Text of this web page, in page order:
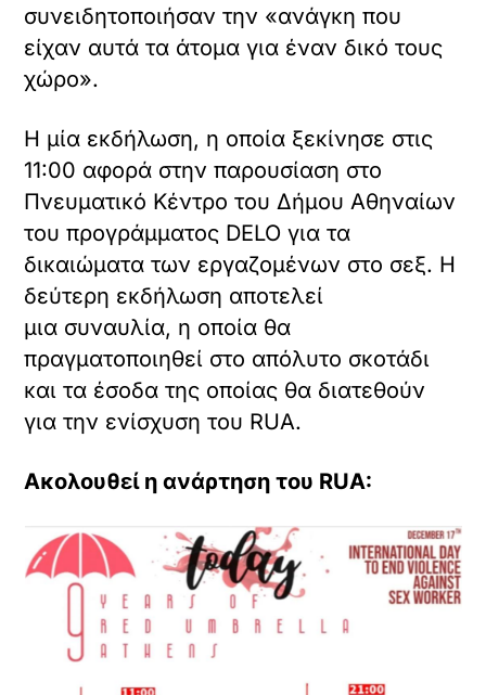
συνειδητοποιήσαν την «ανάγκη που
είχαν αυτά τα άτομα για έναν δικό τους
χώρο».
Η μία εκδήλωση, η οποία ξεκίνησε στις
11:00 αφορά στην παρουσίαση στο
Πνευματικό Κέντρο του Δήμου Αθηναίων
του προγράμματος DELO για τα
δικαιώματα των εργαζομένων στο σεξ. Η
δεύτερη εκδήλωση αποτελεί
μια συναυλία, η οποία θα
πραγματοποιηθεί στο απόλυτο σκοτάδι
και τα έσοδα της οποίας θα διατεθούν
για την ενίσχυση του RUA.
Ακολουθεί η ανάρτηση του RUA: